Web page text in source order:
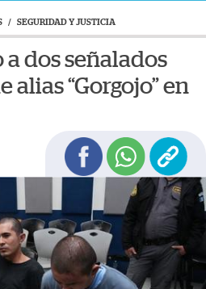
/ SEGURIDAD Y JUSTICIA
a dos señalados
alias “Gorgojo” en